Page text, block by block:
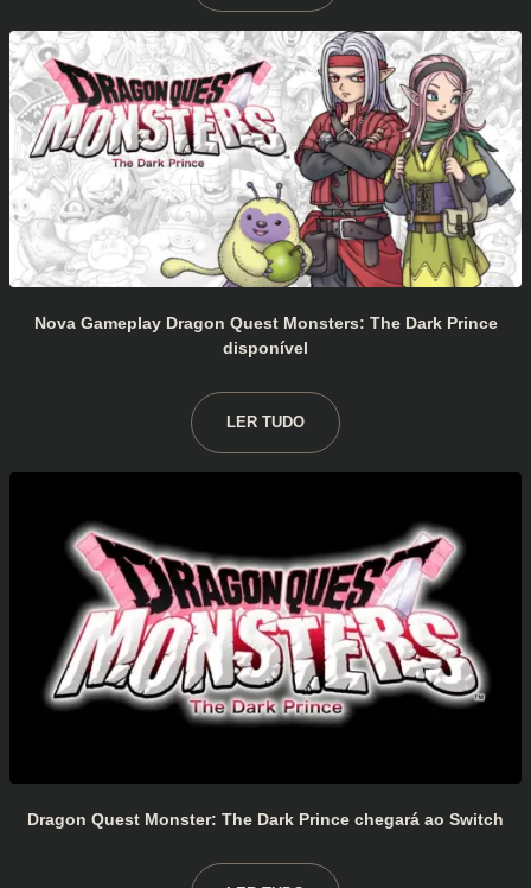
Nova Gameplay Dragon Quest Monsters: The Dark Prince
disponível
LER TUDO
Dragon Quest Monster: The Dark Prince chegará ao Switch